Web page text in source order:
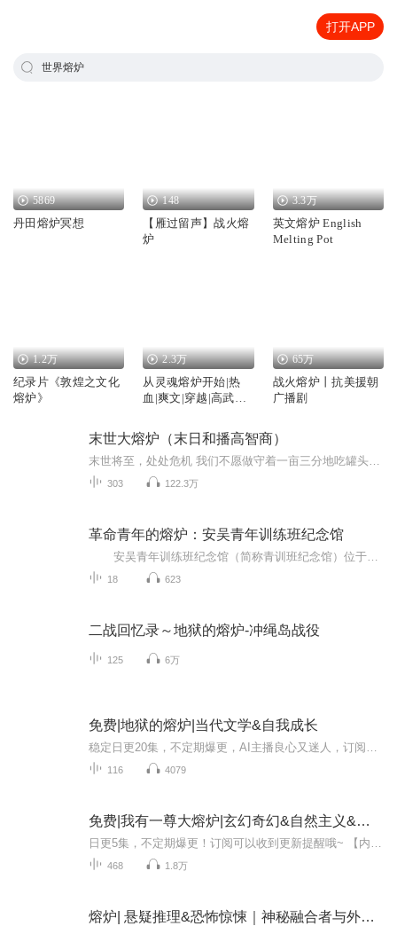
打开APP
世界熔炉
5869
丹田熔炉冥想
148
【雁过留声】战火熔
炉
3.3万
英文熔炉 English
Melting Pot
1.2万
纪录片《敦煌之文化
熔炉》
2.3万
从灵魂熔炉开始|热
血|爽文|穿越|高武世
65万
战火熔炉丨抗美援朝
广播剧
末世大熔炉（末日和播高智商）
303 122.3万
革命青年的熔炉：安吴青年训练班纪念馆
18 623
二战回忆录～地狱的熔炉-冲绳岛战役
125 6万
免费|地狱的熔炉|当代文学&自我成长
116 4079
免费|我有一尊大熔炉|玄幻奇幻&自然主义&部落
468 1.8万
熔炉| 悬疑推理&恐怖惊悚｜神秘融合者与外星生物